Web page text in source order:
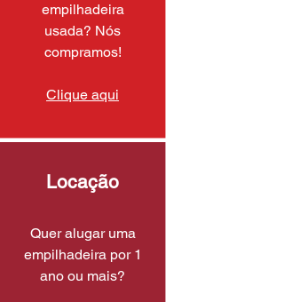
empilhadeira
usada? Nós
compramos!
Clique aqui
Locação
Quer alugar uma
empilhadeira por 1
ano ou mais?